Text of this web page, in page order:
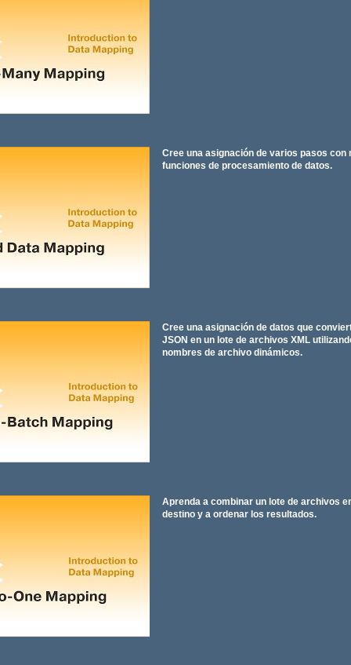
Cree una asignación de varios pasos con
funciones de procesamiento de datos.
Cree una asignación de datos que
JSON en un lote de archivos XML
nombres de archivo dinámicos.
Aprenda a combinar un lote de archivos
destino y a ordenar los resultados.